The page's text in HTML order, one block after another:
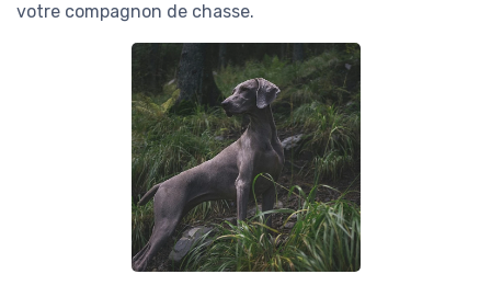
votre compagnon de chasse.